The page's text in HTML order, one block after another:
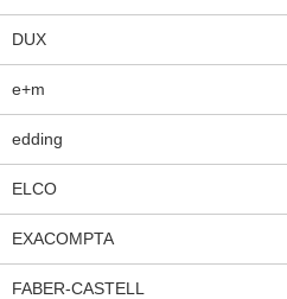
DUX
e+m
edding
ELCO
EXACOMPTA
FABER-CASTELL